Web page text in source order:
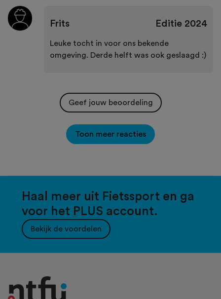
Frits Editie2024
Leuke tocht in voor ons bekende
omgeving. Derde helft was ook geslaagd :)
Geef jouw beoordeling
Toon meer reacties
Haal meer uit Fietssport en ga
voor het PLUS account.
Bekijk de voordelen